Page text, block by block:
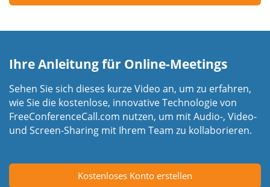
Ihre Anleitung für Online-Meetings
Sehen Sie sich dieses kurze Video an, um zu erfahren,
wie Sie die kostenlose, innovative Technologie von
FreeConferenceCall.com nutzen, um mit Audio-, Video-
und Screen-Sharing mit Ihrem Team zu kollaborieren.
Kostenloses Konto erstellen